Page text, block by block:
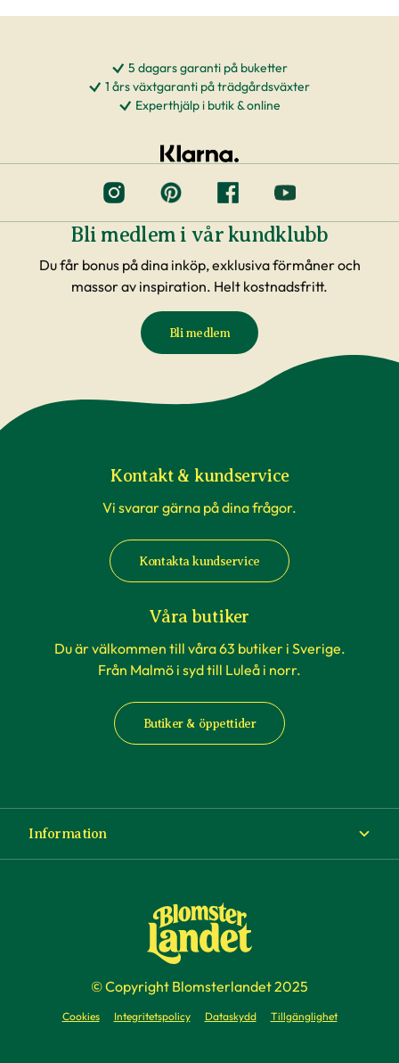
5 dagars garanti på buketter
1 års växtgaranti på trädgårdsväxter
Experthjälp i butik & online
Bli medlem i vår kundklubb
Du får bonus på dina inköp, exklusiva förmåner och
massor av inspiration. Helt kostnadsfritt.
Bli medlem
Kontakt & kundservice
Vi svarar gärna på dina frågor.
Kontakta kundservice
Våra butiker
Du är välkommen till våra 63 butiker i Sverige.
Från Malmö i syd till Luleå i norr.
Butiker & öppettider
Information
Köp- och leveransvillkor
Företag
© Copyright Blomsterlandet 2025
Cookies Integritetspolicy Dataskydd Tillgänglighet